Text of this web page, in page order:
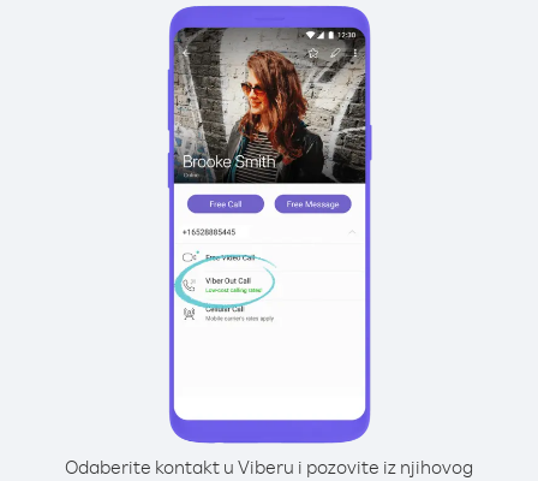
Odaberite kontakt u Viberu i pozovite iz njihovog